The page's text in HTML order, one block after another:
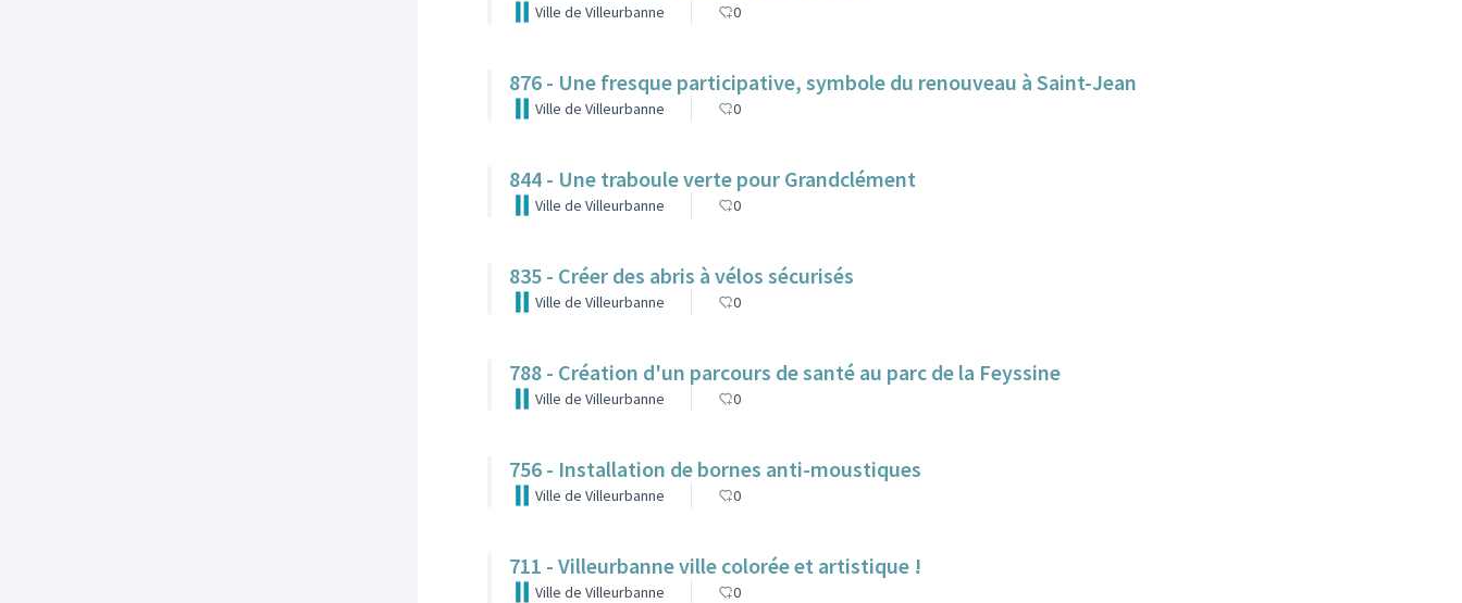
Ville de Villeurbanne 0
876 - Une fresque participative, symbole du renouveau à Saint-Jean
Ville de Villeurbanne 0
844 - Une traboule verte pour Grandclément
Ville de Villeurbanne 0
835 - Créer des abris à vélos sécurisés
Ville de Villeurbanne 0
788 - Création d'un parcours de santé au parc de la Feyssine
Ville de Villeurbanne 0
756 - Installation de bornes anti-moustiques
Ville de Villeurbanne 0
711 - Villeurbanne ville colorée et artistique !
Ville de Villeurbanne 0